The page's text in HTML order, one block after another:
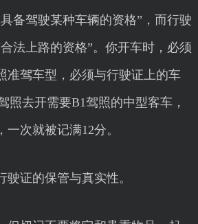
具备驾驶某种车辆的资格”，而行驶
法上路的资格”。你开车时，必须
准驾车型，必须与行驶证上的车
照去开需要B1驾照的中型客车，
次就被记满12分。
证的保管与真实性。